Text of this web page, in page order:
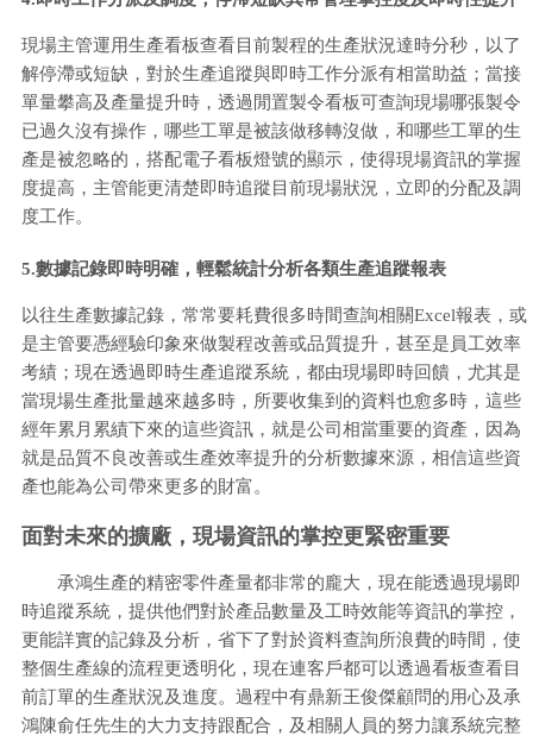
現場主管運用生產看板查看目前製程的生產狀況達時分秒，以了
解停滯或短缺，對於生產追蹤與即時工作分派有相當助益；當接
單量攀高及產量提升時，透過閒置製令看板可查詢現場哪張製令
已過久沒有操作，哪些工單是被該做移轉沒做，和哪些工單的生
產是被忽略的，搭配電子看板燈號的顯示，使得現場資訊的掌握
度提高，主管能更清楚即時追蹤目前現場狀況，立即的分配及調
度工作。
5.數據記錄即時明確，輕鬆統計分析各類生產追蹤報表
以往生產數據記錄，常常要耗費很多時間查詢相關Excel報表，或
是主管要憑經驗印象來做製程改善或品質提升，甚至是員工效率
考績；現在透過即時生產追蹤系統，都由現場即時回饋，尤其是
當現場生產批量越來越多時，所要收集到的資料也愈多時，這些
經年累月累績下來的這些資訊，就是公司相當重要的資產，因為
就是品質不良改善或生產效率提升的分析數據來源，相信這些資
產也能為公司帶來更多的財富。
面對未來的擴廠，現場資訊的掌控更緊密重要
承鴻生產的精密零件產量都非常的龐大，現在能透過現場即
時追蹤系統，提供他們對於產品數量及工時效能等資訊的掌控，
更能詳實的記錄及分析，省下了對於資料查詢所浪費的時間，使
整個生產線的流程更透明化，現在連客戶都可以透過看板查看目
前訂單的生產狀況及進度。過程中有鼎新王俊傑顧問的用心及承
鴻陳俞任先生的大力支持跟配合，及相關人員的努力讓系統完整